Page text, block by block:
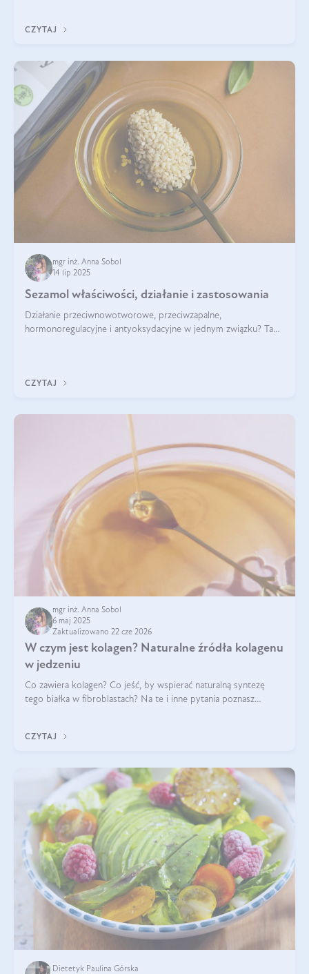
CZYTAJ
mgr inż. Anna Sobol
14 lip 2025
Sezamol właściwości, działanie i zastosowania
Działanie przeciwnowotworowe, przeciwzapalne,
hormonoregulacyjne i antyoksydacyjne w jednym związku? Tak
CZYTAJ
mgr inż. Anna Sobol
6 maj 2025
Zaktualizowano 22 cze 2026
W czym jest kolagen? Naturalne źródła kolagenu
w jedzeniu
Co zawiera kolagen? Co jeść, by wspierać naturalną syntezę
tego białka w fibroblastach? Na te i inne pytania poznasz
CZYTAJ
Dietetyk Paulina Górska